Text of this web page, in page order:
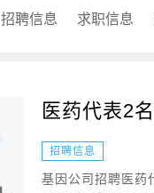
招聘信息 求职信息
医药代表2名
招聘信息
基因公司招聘医药